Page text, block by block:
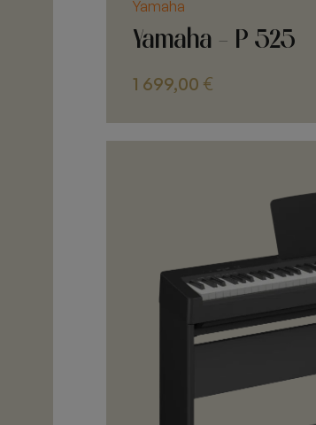
Yamaha
Yamaha - P 525
1 699,00 €